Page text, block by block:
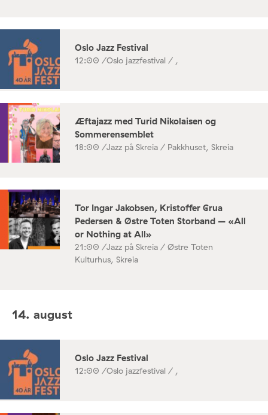
Oslo Jazz Festival
12:00 /Oslo jazzfestival / ,
Æftajazz med Turid Nikolaisen og
Sommerensemblet
18:00 /Jazz på Skreia / Pakkhuset, Skreia
Tor Ingar Jakobsen, Kristoffer Grua
Pedersen & Østre Toten Storband – «All
or Nothing at All»
21:00 /Jazz på Skreia / Østre Toten
Kulturhus, Skreia
14. august
Oslo Jazz Festival
12:00 /Oslo jazzfestival / ,